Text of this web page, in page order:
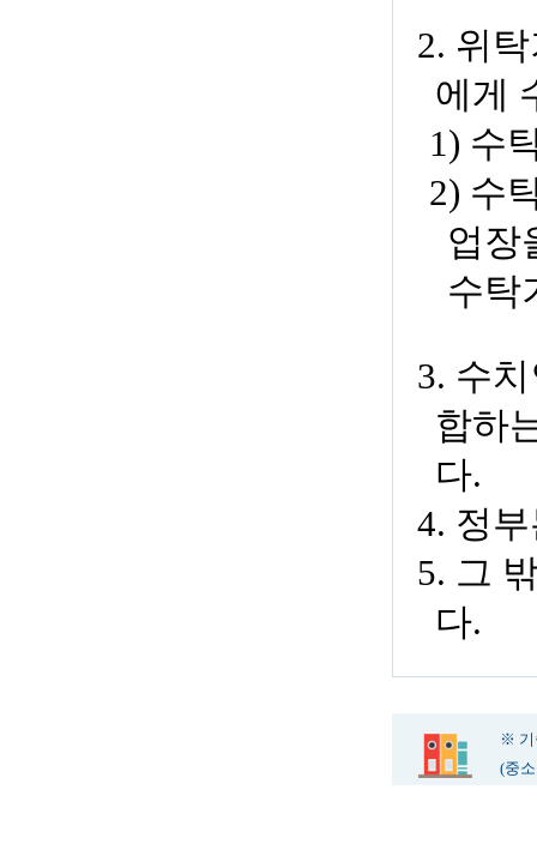
2. 위
에게
1) 수
2) 수
업장
수탁
3. 수
합하
다.
4. 정
5. 그
다.
※ 기
(중